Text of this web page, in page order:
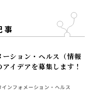
事
ション・ヘルス（情報
イデアを募集します！
インフォメーション・ヘルス